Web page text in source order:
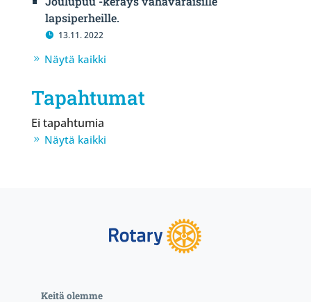
lapsiperheille.
13.11. 2022
Näytä kaikki
Tapahtumat
Ei tapahtumia
Näytä kaikki
Keitä olemme